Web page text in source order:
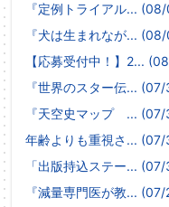
『定例トライアル...
『犬は生まれなが...
【応募受付中！】2...
『世界のスター伝... (07/
『天空史マップ ... (07/
年齢よりも重視さ... (07/
「出版持込ステー... (07/
『減量専門医が教...